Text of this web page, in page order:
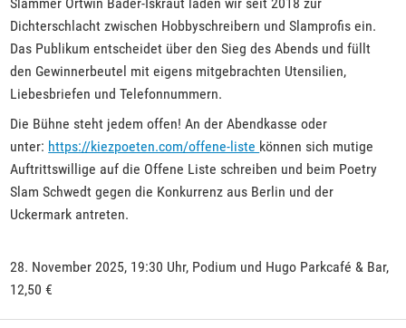
Dichterschlacht zwischen Hobbyschreibern und Slamprofis ein.
Das Publikum entscheidet über den Sieg des Abends und füllt
den Gewinnerbeutel mit eigens mitgebrachten Utensilien,
Liebesbriefen und Telefonnummern.
Die Bühne steht jedem offen! An der Abendkasse oder
unter: https://kiezpoeten.com/offene-liste können sich mutige
Auftrittswillige auf die Offene Liste schreiben und beim Poetry
Slam Schwedt gegen die Konkurrenz aus Berlin und der
Uckermark antreten.
28. November 2025, 19:30 Uhr, Podium und Hugo Parkcafé & Bar,
12,50 €